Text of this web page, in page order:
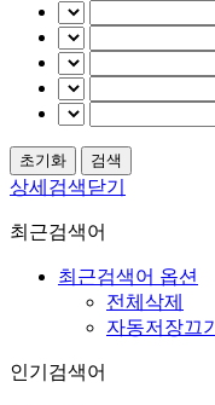
상세검색닫기
최근검색어
최근검색어 옵션
전체삭제
자동저장끄기
인기검색어